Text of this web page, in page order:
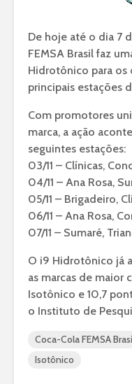
De hoje até o dia 7
FEMSA Brasil faz
Hidrotônico para os
principais estações
Com promotores
marca, a ação
seguintes estações:
03/11 – Clínicas,
04/11 – Ana Rosa,
05/11 – Brigadeiro,
06/11 – Ana Rosa,
07/11 – Sumaré,
O i9 Hidrotônico já
as marcas de maior
Isotônico e 10,7
o Instituto de
Coca-Cola FEMSA
Isotônico